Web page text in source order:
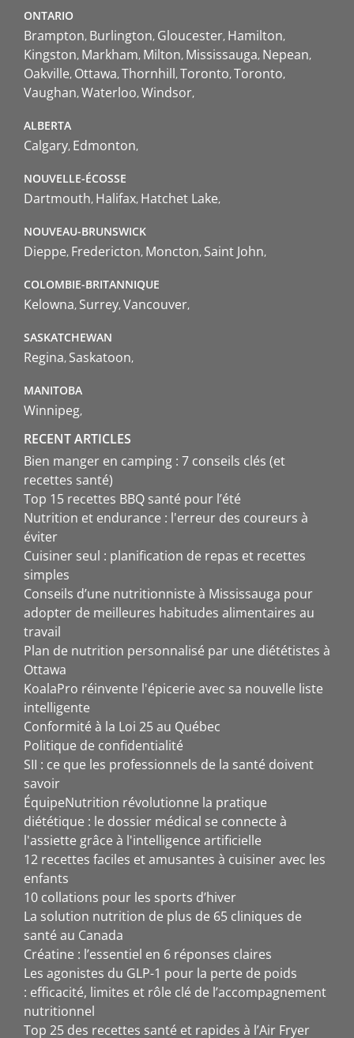
ONTARIO
Brampton Burlington Gloucester Hamilton
Kingston Markham Milton Mississauga Nepean
Oakville Ottawa Thornhill Toronto Toronto
Vaughan Waterloo Windsor
ALBERTA
Calgary Edmonton
NOUVELLE-ÉCOSSE
Dartmouth Halifax Hatchet Lake
NOUVEAU-BRUNSWICK
Dieppe Fredericton Moncton Saint John
COLOMBIE-BRITANNIQUE
Kelowna Surrey Vancouver
SASKATCHEWAN
Regina Saskatoon
MANITOBA
Winnipeg
RECENT ARTICLES
Bien manger en camping : 7 conseils clés (et
recettes santé)
Top 15 recettes BBQ santé pour l’été
Nutrition et endurance : l'erreur des coureurs à
éviter
Cuisiner seul : planification de repas et recettes
simples
Conseils d’une nutritionniste à Mississauga pour
adopter de meilleures habitudes alimentaires au
travail
Plan de nutrition personnalisé par une diététistes à
Ottawa
KoalaPro réinvente l'épicerie avec sa nouvelle liste
intelligente
Conformité à la Loi 25 au Québec
Politique de confidentialité
SII : ce que les professionnels de la santé doivent
savoir
ÉquipeNutrition révolutionne la pratique
diététique : le dossier médical se connecte à
l'assiette grâce à l'intelligence artificielle
12 recettes faciles et amusantes à cuisiner avec les
enfants
10 collations pour les sports d’hiver
La solution nutrition de plus de 65 cliniques de
santé au Canada
Créatine : l’essentiel en 6 réponses claires
Les agonistes du GLP-1 pour la perte de poids
: efficacité, limites et rôle clé de l’accompagnement
nutritionnel
Top 25 des recettes santé et rapides à l’Air Fryer